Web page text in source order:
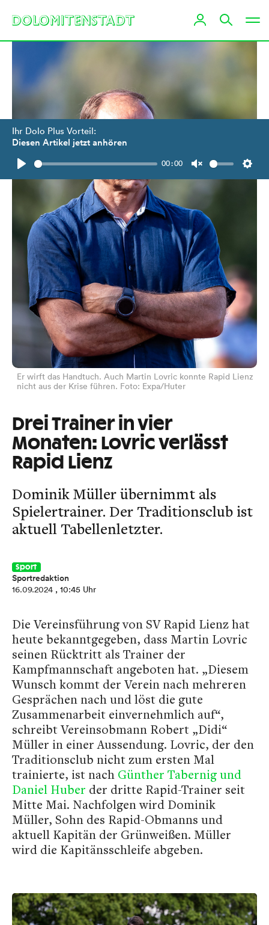
Ihr Dolo Plus Vorteil:
Diesen Artikel jetzt anhören
Play
00:00
Unmute
Er wirft das Handtuch. Auch Martin Lovric konnte Rapid Lienz
nicht aus der Krise führen. Foto: Expa/Huter
Drei Trainer in vier
Monaten: Lovric verlässt
Rapid Lienz
Dominik Müller übernimmt als
Spielertrainer. Der Traditionsclub ist
aktuell Tabellenletzter.
Sport
Sportredaktion
16.09.2024 , 10:45 Uhr
Die Vereinsführung von SV Rapid Lienz hat
heute bekanntgegeben, dass Martin Lovric
seinen Rücktritt als Trainer der
Kampfmannschaft angeboten hat. „Diesem
Wunsch kommt der Verein nach mehreren
Gesprächen nach und löst die gute
Zusammenarbeit einvernehmlich auf“,
schreibt Vereinsobmann Robert „Didi“
Müller in einer Aussendung. Lovric, der den
Traditionsclub nicht zum ersten Mal
trainierte, ist nach Günther Tabernig und
Daniel Huber der dritte Rapid-Trainer seit
Mitte Mai. Nachfolgen wird Dominik
Müller, Sohn des Rapid-Obmanns und
aktuell Kapitän der Grünweißen. Müller
wird die Kapitänsschleife abgeben.